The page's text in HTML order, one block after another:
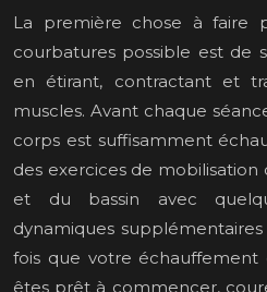
La première chose à faire
courbatures possible est de
en étirant, contractant et
muscles. Avant chaque
corps est suffisamment
des exercices de mobilisation
et du bassin avec
dynamiques
fois que votre
êtes prêt à commencer,